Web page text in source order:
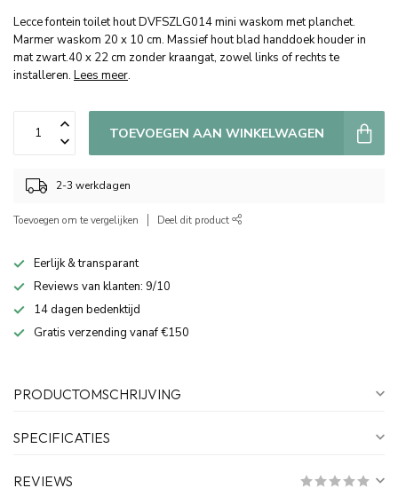
Lecce fontein toilet hout DVFSZLG014 mini waskom met planchet.
Marmer waskom 20 x 10 cm. Massief hout blad handdoek houder in
mat zwart.40 x 22 cm zonder kraangat, zowel links of rechts te
installeren. Lees meer.
TOEVOEGEN AAN WINKELWAGEN
2-3 werkdagen
Toevoegen om te vergelijken Deel dit product
Eerlijk & transparant
Reviews van klanten: 9/10
14 dagen bedenktijd
Gratis verzending vanaf €150
PRODUCTOMSCHRIJVING
SPECIFICATIES
REVIEWS